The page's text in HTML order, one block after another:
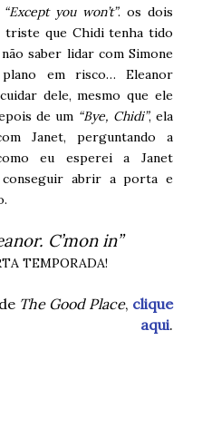
you won’t”. os dois
triste que Chidi tenha tido
saber lidar com Simone
em risco… Eleanor
dele, mesmo que ele
de um “Bye, Chidi”, ela
Janet, perguntando a
eu esperei a Janet
conseguir abrir a porta e
C’mon in”
TEMPORADA!
The Good Place, clique
aqui.